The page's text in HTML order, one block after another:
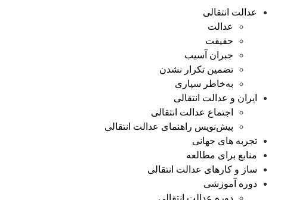
عدالت انتقالی
عدالت
حقیقت
جبران آسیب
تضمین تکرار نشدن
به‌خاطر سپاری
ایران و عدالت انتقالی
اجتماع عدالت انتقالی
پیش‌نویس راهنمای عدالت انتقالی
تجربه های جهانی
منابع برای مطالعه
ساز و کارهای عدالت انتقالی
دوره آموزشی
دوره عدالت انتقالی